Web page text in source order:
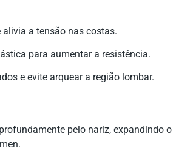
a tensão nas costas.
para aumentar a resistência.
e evite arquear a região lombar.
pelo nariz, expandindo o